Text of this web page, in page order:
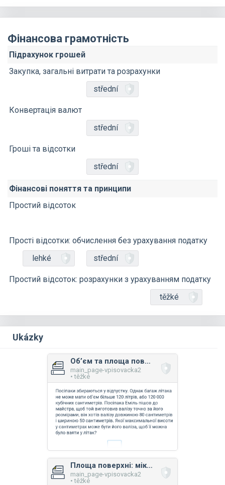
Фінансова грамотність
Підрахунок грошей
Закупка, загальні витрати та розрахунки
střední
Конвертація валют
střední
Гроші та відсотки
střední
Фінансові поняття та принципи
Простий відсоток
Прості відсотки: обчислення без урахування податку
lehké
střední
Простий відсоток: розрахунки з урахуванням податку
těžké
Ukázky
Об’єм та площа поверхні: прямокутний паралелепіпед, піраміда, призма
main_page-vpisovacka2
• těžké
Площа поверхні: мікс вправ
main_page-vpisovacka2
• těžké